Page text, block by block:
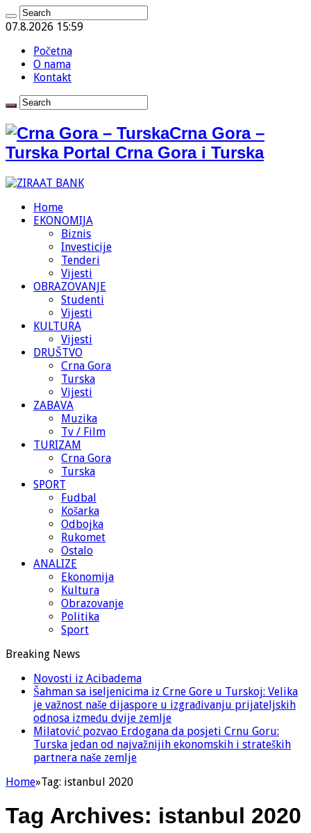
07.8.2026 15:59
Početna
O nama
Kontakt
Crna Gora –
Turska Portal Crna Gora i Turska
Home
EKONOMIJA
Biznis
Investicije
Tenderi
Vijesti
OBRAZOVANJE
Studenti
Vijesti
KULTURA
Vijesti
DRUŠTVO
Crna Gora
Turska
Vijesti
ZABAVA
Muzika
Tv / Film
TURIZAM
Crna Gora
Turska
SPORT
Fudbal
Košarka
Odbojka
Rukomet
Ostalo
ANALIZE
Ekonomija
Kultura
Obrazovanje
Politika
Sport
Breaking News
Novosti iz Acibadema
Šahman sa iseljenicima iz Crne Gore u Turskoj: Velika
je važnost naše dijaspore u izgrađivanju prijateljskih
odnosa između dvije zemlje
Milatović pozvao Erdogana da posjeti Crnu Goru:
Turska jedan od najvažnijih ekonomskih i strateških
partnera naše zemlje
Home»Tag: istanbul 2020
Tag Archives: istanbul 2020